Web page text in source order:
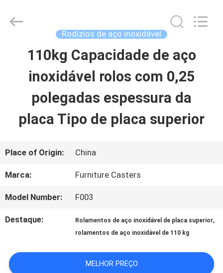
CASA
PRODUTOS
VÍDEOS
EXCURSÃO
FÁBRICA
Ylcaster
Metal
Rodízios de aço inoxidável
110kg Capacidade de aço
inoxidável rolos com 0,25
polegadas espessura da
placa Tipo de placa superior
Place of Origin: China
Marca: Furniture Casters
Model Number: F003
Destaque: Rolamentos de aço inoxidável de placa superior,
rolamentos de aço inoxidável de 110 kg
MELHOR PREÇO